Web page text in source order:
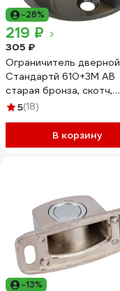
-28%
219 ₽
305 ₽
Ограничитель дверной
Стандартй 610+3М AB
старая бронза, скотч,
европакет 15808
5(18)
В корзину
-13%